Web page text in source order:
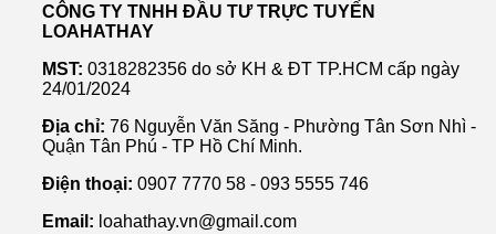
CÔNG TY TNHH ĐẦU TƯ TRỰC TUYẾN
LOAHATHAY
MST: 0318282356 do sở KH & ĐT TP.HCM cấp ngày
24/01/2024
Địa chỉ: 76 Nguyễn Văn Săng - Phường Tân Sơn Nhì -
Quận Tân Phú - TP Hồ Chí Minh.
Điện thoại: 0907 7770 58 - 093 5555 746
Email: loahathay.vn@gmail.com